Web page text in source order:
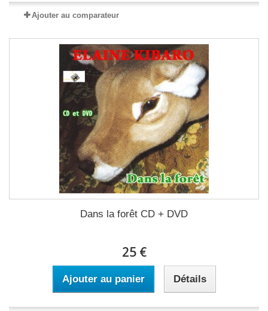
Ajouter au comparateur
Dans la forêt CD + DVD
25 €
Ajouter au panier Détails